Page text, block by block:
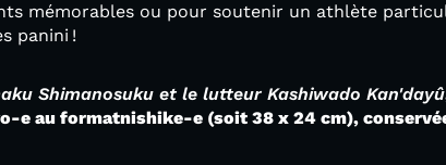
mémorables ou pour soutenir un athlète
panini !
Shimanosuku et le lutteur Kashiwado Kan'dayû
e au formatnishike-e (soit 38 x 24 cm),